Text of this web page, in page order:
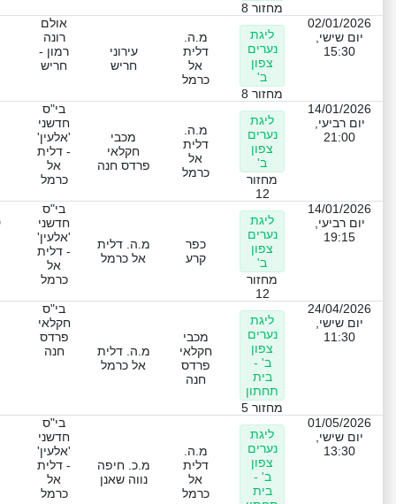
מחזור 8
02/01/2026
יום שישי,
15:30
ליגת
נערים
צפון
ב'
מחזור 8
מ.ה.
דלית
אל
כרמל
עירוני
חריש
אולם
רונה
רמון -
חריש
14/01/2026
יום רביעי,
21:00
ליגת
נערים
צפון
ב'
מחזור
12
מ.ה.
דלית
אל
כרמל
מכבי
חקלאי
פרדס חנה
בי"ס
חדשני
'אלעין'
- דלית
אל
כרמל
14/01/2026
יום רביעי,
19:15
ליגת
נערים
צפון
ב'
מחזור
12
כפר
קרע
מ.ה. דלית
אל כרמל
בי"ס
חדשני
'אלעין'
- דלית
אל
כרמל
24/04/2026
יום שישי,
11:30
ליגת
נערים
צפון
ב' -
בית
תחתון
מחזור 5
מכבי
חקלאי
פרדס
חנה
מ.ה. דלית
אל כרמל
בי"ס
חקלאי
פרדס
חנה
01/05/2026
יום שישי,
13:30
ליגת
נערים
צפון
ב' -
בית
מ.ה.
דלית
אל
כרמל
מ.כ. חיפה
נווה שאנן
בי"ס
חדשני
'אלעין'
- דלית
אל
כרמל